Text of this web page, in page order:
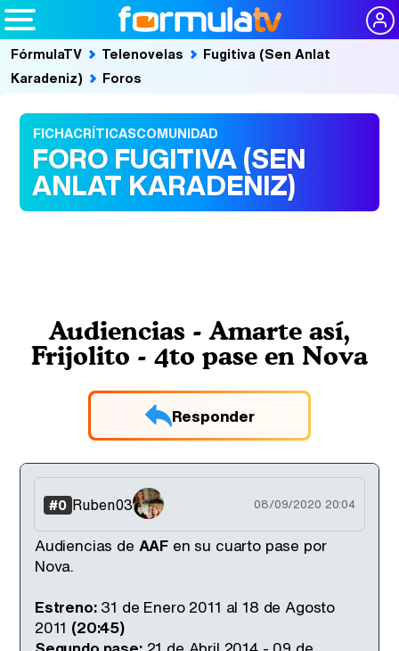
FórmulaTV Telenovelas
Fugitiva (Sen Anlat
Karadeniz)
Foros
FICHACRÍTICASCOMUNIDAD
FORO FUGITIVA (SEN
ANLAT KARADENIZ)
Audiencias - Amarte así,
Frijolito - 4to pase en Nova
Responder
#0 Ruben03 08/09/2020 20:04
Audiencias de AAF en su cuarto pase por
Nova.
Estreno:31 de Enero 2011 al 18 de Agosto
2011 (20:45)